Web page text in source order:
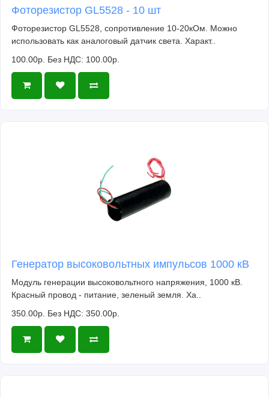
Фоторезистор GL5528 - 10 шт
Фоторезистор GL5528, сопротивление 10-20кОм. Можно
использовать как аналоговый датчик света. Характ..
100.00р. Без НДС: 100.00р.
Генератор высоковольтных импульсов 1000 кВ
Модуль генерации высоковольтного напряжения, 1000 кВ.
Красный провод - питание, зеленый земля. Ха..
350.00р. Без НДС: 350.00р.